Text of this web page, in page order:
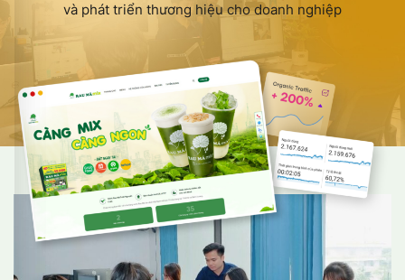
và phát triển thương hiệu cho doanh nghiệp